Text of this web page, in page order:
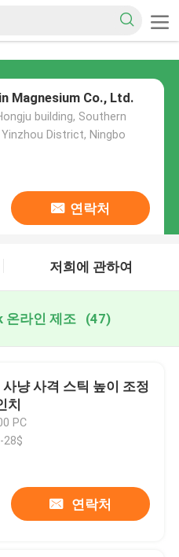
Magnesium Co., Ltd.
building, Southern
District, Ningbo
연락처
저희에 관하여
라인 제조 (47)
냥 사격 스틱 높이 조정
치
PC
28$
연락처